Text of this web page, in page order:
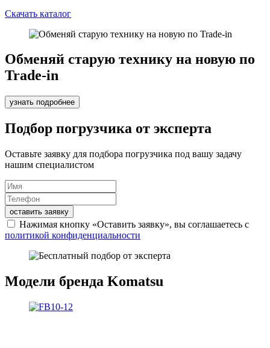
Скачать каталог
Обменяй старую технику на новую по
Trade-in
узнать подробнее
Подбор погрузчика от эксперта
Оставьте заявку для подбора погрузчика под вашу задачу
нашим специалистом
оставить заявку
Нажимая кнопку «Оставить заявку», вы соглашаетесь с
политикой конфиденциальности
Модели бренда Komatsu